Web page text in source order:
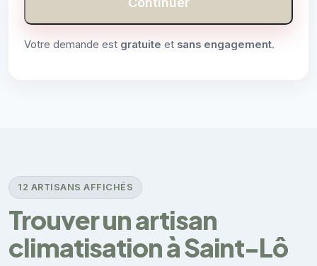
Votre demande est gratuite et sans engagement.
12 ARTISANS AFFICHÉS
Trouver un artisan
climatisation à Saint-Lô